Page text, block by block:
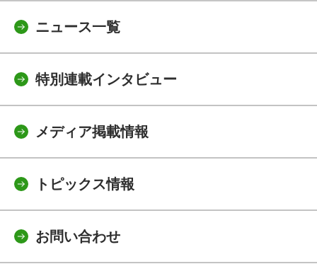
ニュース一覧
特別連載インタビュー
メディア掲載情報
トピックス情報
お問い合わせ